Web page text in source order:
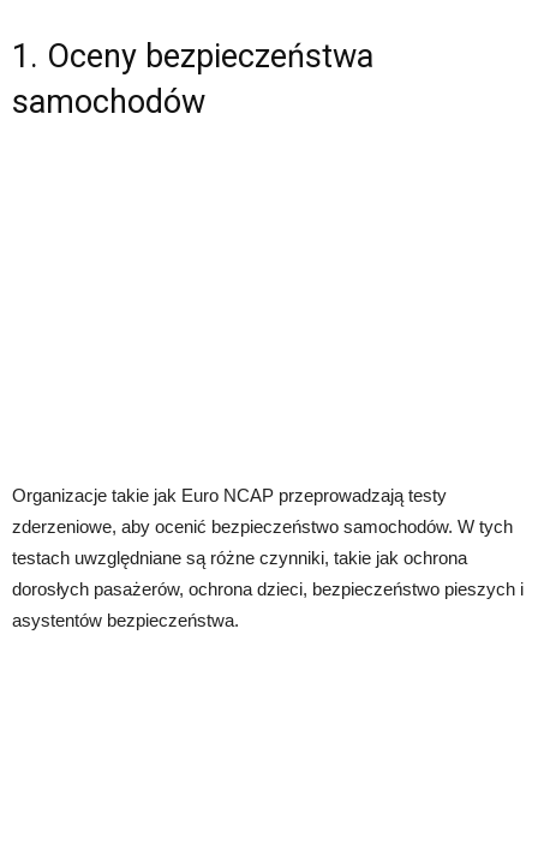
1. Oceny bezpieczeństwa
samochodów
Organizacje takie jak Euro NCAP przeprowadzają testy
zderzeniowe, aby ocenić bezpieczeństwo samochodów. W tych
testach uwzględniane są różne czynniki, takie jak ochrona
dorosłych pasażerów, ochrona dzieci, bezpieczeństwo pieszych i
asystentów bezpieczeństwa.